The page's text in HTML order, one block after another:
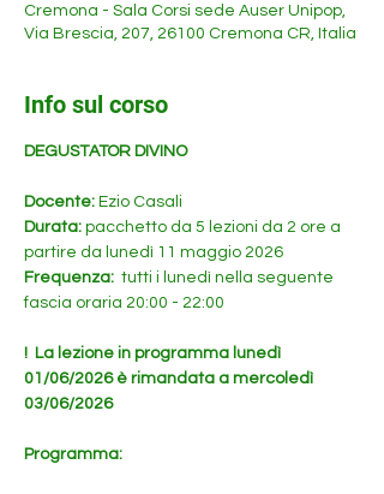
Cremona - Sala Corsi sede Auser Unipop,
Via Brescia, 207, 26100 Cremona CR, Italia
Info sul corso
DEGUSTATOR DIVINO
Docente: Ezio Casali
Durata: pacchetto da 5 lezioni da 2 ore a
partire da lunedì 11 maggio 2026
Frequenza: tutti i lunedì nella seguente
fascia oraria 20:00 - 22:00
!  La lezione in programma lunedì
01/06/2026 è rimandata a mercoledì
03/06/2026
Programma: